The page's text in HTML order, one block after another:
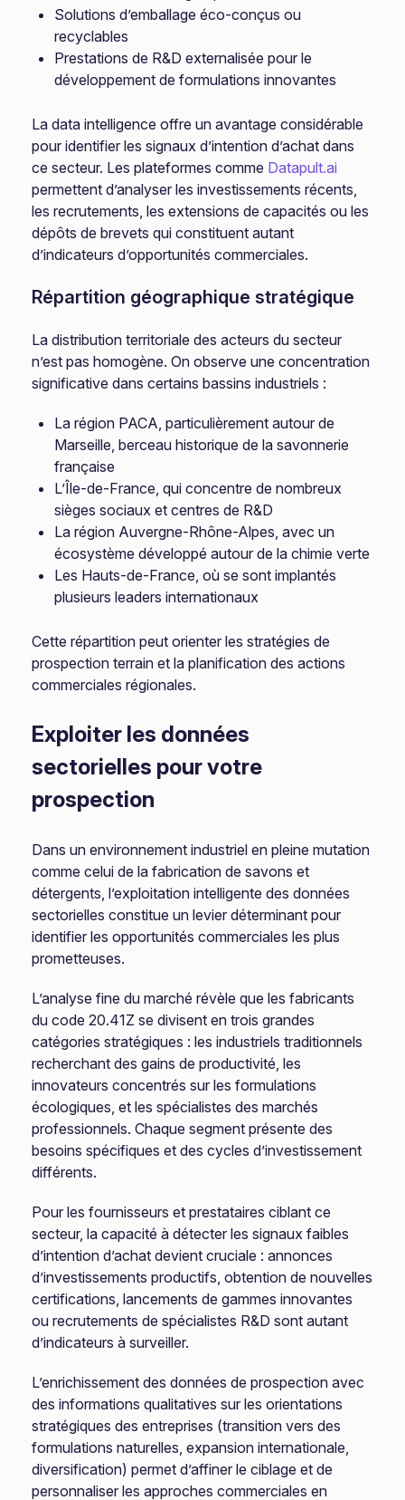
Solutions d’emballage éco-conçus ou
recyclables
Prestations de R&D externalisée pour le
développement de formulations innovantes
La data intelligence offre un avantage considérable
pour identifier les signaux d’intention d’achat dans
ce secteur. Les plateformes comme Datapult.ai
permettent d’analyser les investissements récents,
les recrutements, les extensions de capacités ou les
dépôts de brevets qui constituent autant
d’indicateurs d’opportunités commerciales.
Répartition géographique stratégique
La distribution territoriale des acteurs du secteur
n’est pas homogène. On observe une concentration
significative dans certains bassins industriels :
La région PACA, particulièrement autour de
Marseille, berceau historique de la savonnerie
française
L’Île-de-France, qui concentre de nombreux
sièges sociaux et centres de R&D
La région Auvergne-Rhône-Alpes, avec un
écosystème développé autour de la chimie verte
Les Hauts-de-France, où se sont implantés
plusieurs leaders internationaux
Cette répartition peut orienter les stratégies de
prospection terrain et la planification des actions
commerciales régionales.
Exploiter les données
sectorielles pour votre
prospection
Dans un environnement industriel en pleine mutation
comme celui de la fabrication de savons et
détergents, l’exploitation intelligente des données
sectorielles constitue un levier déterminant pour
identifier les opportunités commerciales les plus
prometteuses.
L’analyse fine du marché révèle que les fabricants
du code 20.41Z se divisent en trois grandes
catégories stratégiques : les industriels traditionnels
recherchant des gains de productivité, les
innovateurs concentrés sur les formulations
écologiques, et les spécialistes des marchés
professionnels. Chaque segment présente des
besoins spécifiques et des cycles d’investissement
différents.
Pour les fournisseurs et prestataires ciblant ce
secteur, la capacité à détecter les signaux faibles
d’intention d’achat devient cruciale : annonces
d’investissements productifs, obtention de nouvelles
certifications, lancements de gammes innovantes
ou recrutements de spécialistes R&D sont autant
d’indicateurs à surveiller.
L’enrichissement des données de prospection avec
des informations qualitatives sur les orientations
stratégiques des entreprises (transition vers des
formulations naturelles, expansion internationale,
diversification) permet d’affiner le ciblage et de
personnaliser les approches commerciales en